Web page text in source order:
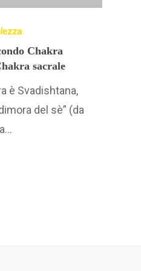
Chakra
sacrale
è Svadishtana,
del sè” (da